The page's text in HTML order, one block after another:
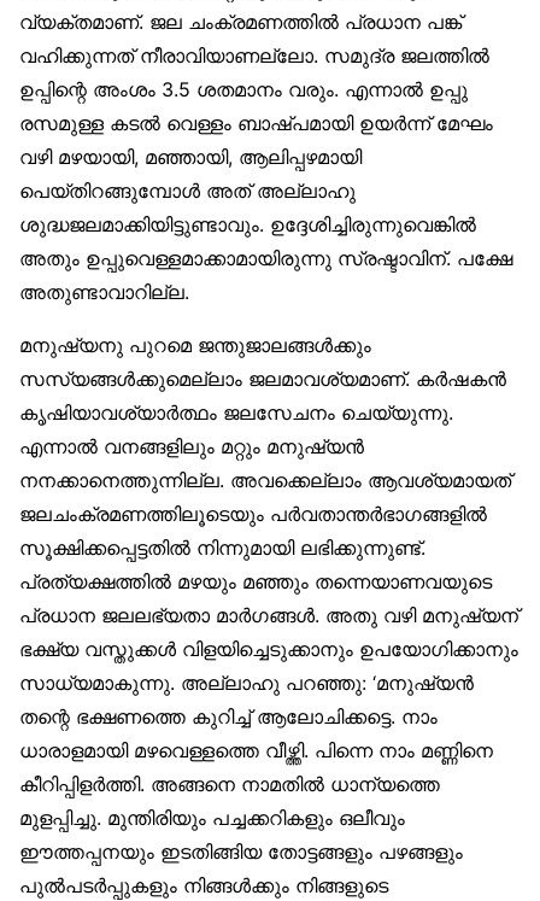
വ്യക്തമാണ്. ജല ചംക്രമണത്തിൽ പ്രധാന പങ്ക്
വഹിക്കുന്നത് നീരാവിയാണല്ലോ. സമുദ്ര ജലത്തിൽ
ഉപ്പിന്റെ അംശം 3.5 ശതമാനം വരും. എന്നാൽ ഉപ്പു
രസമുള്ള കടൽ വെള്ളം ബാഷ്പമായി ഉയർന്ന് മേഘം
വഴി മഴയായി, മഞ്ഞായി, ആലിപ്പഴമായി
പെയ്തിറങ്ങുമ്പോൾ അത് അല്ലാഹു
ശുദ്ധജലമാക്കിയിട്ടുണ്ടാവും. ഉദ്ദേശിച്ചിരുന്നുവെങ്കിൽ
അതും ഉപ്പുവെള്ളമാക്കാമായിരുന്നു സ്രഷ്ടാവിന്. പക്ഷേ
അതുണ്ടാവാറില്ല.
മനുഷ്യനു പുറമെ ജന്തുജാലങ്ങൾക്കും
സസ്യങ്ങൾക്കുമെല്ലാം ജലമാവശ്യമാണ്. കർഷകൻ
കൃഷിയാവശ്യാർത്ഥം ജലസേചനം ചെയ്യുന്നു.
എന്നാൽ വനങ്ങളിലും മറ്റും മനുഷ്യൻ
നനക്കാനെത്തുന്നില്ല. അവക്കെല്ലാം ആവശ്യമായത്
ജലചംക്രമണത്തിലൂടെയും പർവതാന്തർഭാഗങ്ങളിൽ
സൂക്ഷിക്കപ്പെട്ടതിൽ നിന്നുമായി ലഭിക്കുന്നുണ്ട്.
പ്രത്യക്ഷത്തിൽ മഴയും മഞ്ഞും തന്നെയാണവയുടെ
പ്രധാന ജലലഭ്യതാ മാർഗങ്ങൾ. അതു വഴി മനുഷ്യന്
ഭക്ഷ്യ വസ്തുക്കൾ വിളയിച്ചെടുക്കാനും ഉപയോഗിക്കാനും
സാധ്യമാകുന്നു. അല്ലാഹു പറഞ്ഞു: ‘മനുഷ്യൻ
തന്റെ ഭക്ഷണത്തെ കുറിച്ച് ആലോചിക്കട്ടെ. നാം
ധാരാളമായി മഴവെള്ളത്തെ വീഴ്ത്തി. പിന്നെ നാം മണ്ണിനെ
കീറിപ്പിളർത്തി. അങ്ങനെ നാമതിൽ ധാന്യത്തെ
മുളപ്പിച്ചു. മുന്തിരിയും പച്ചക്കറികളും ഒലീവും
ഈത്തപ്പനയും ഇടതിങ്ങിയ തോട്ടങ്ങളും പഴങ്ങളും
പുൽപടർപ്പുകളും നിങ്ങൾക്കും നിങ്ങളുടെ